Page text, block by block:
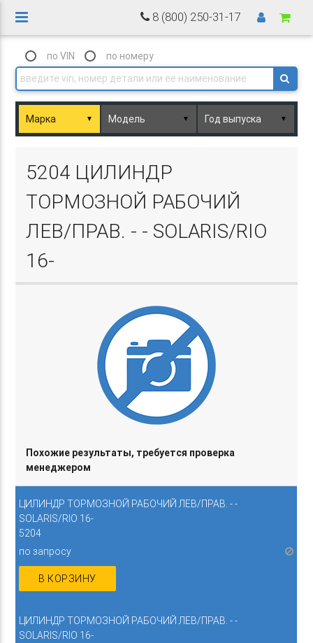
8 (800) 250-31-17
по VIN по номеру
▼ ▼ ▼
5204 ЦИЛИНДР
ТОРМОЗНОЙ РАБОЧИЙ
ЛЕВ/ПРАВ. - - SOLARIS/RIO
16-
ЦИЛИНДР ТОРМОЗНОЙ РАБОЧИЙ ЛЕВ/ПРАВ. - -
SOLARIS/RIO 16-
5204
по запросу
В КОРЗИНУ
Похожие результаты, требуется проверка
менеджером
ЦИЛИНДР ТОРМОЗНОЙ РАБОЧИЙ ЛЕВ/ПРАВ. - -
SOLARIS/RIO 16-